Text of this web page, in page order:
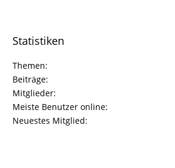
Statistiken
Themen
Beiträge
Mitglieder
Meiste Benutzer online
Neuestes Mitglied